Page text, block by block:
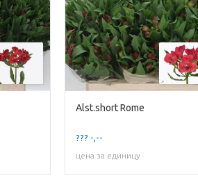
Alst.short Rome
??? -,--
цена за единицу